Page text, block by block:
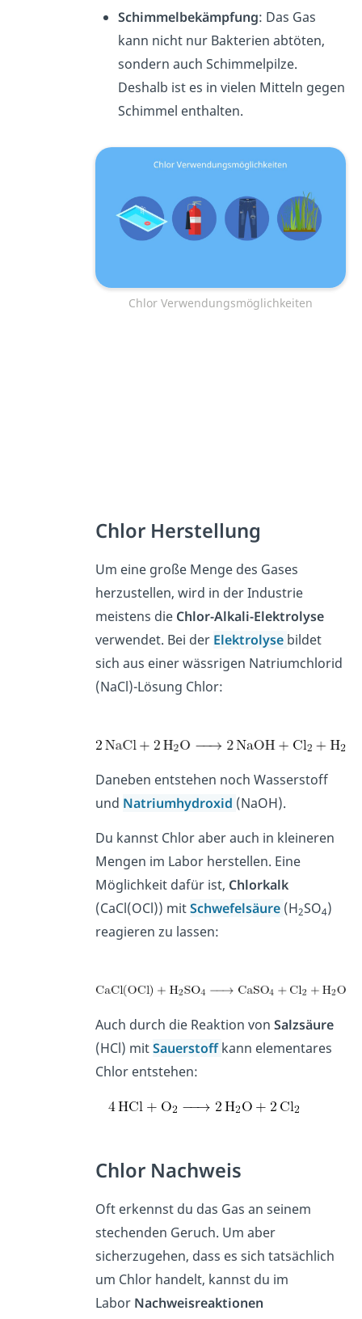
Schimmelbekämpfung: Das Gas
kann nicht nur Bakterien abtöten,
sondern auch Schimmelpilze.
Deshalb ist es in vielen Mitteln gegen
Schimmel enthalten.
Chlor Verwendungsmöglichkeiten
Chlor Herstellung
Um eine große Menge des Gases
herzustellen, wird in der Industrie
meistens die Chlor-Alkali-Elektrolyse
verwendet. Bei der Elektrolyse bildet
sich aus einer wässrigen Natriumchlorid
(NaCl)-Lösung Chlor:
Daneben entstehen noch Wasserstoff
und Natriumhydroxid (NaOH).
Du kannst Chlor aber auch in kleineren
Mengen im Labor herstellen. Eine
Möglichkeit dafür ist, Chlorkalk
(CaCl(OCl)) mitSchwefelsäure (H2SO4)
reagieren zu lassen:
Auch durch die Reaktion von Salzsäure
(HCl) mitSauerstoff kann elementares
Chlor entstehen:
Chlor Nachweis
Oft erkennst du das Gas an seinem
stechenden Geruch. Um aber
sicherzugehen, dass es sich tatsächlich
um Chlor handelt, kannst du im
Labor Nachweisreaktionen